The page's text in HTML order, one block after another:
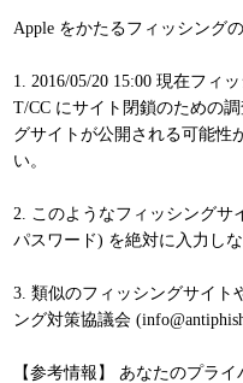
Apple をかたるフィッシング
1. 2016/05/20 15:00 現在フィ
T/CC にサイト閉鎖のための
グサイトが公開される可能性
い。
2. このようなフィッシングサ
パスワード) を絶対に入力し
3. 類似のフィッシングサイト
ング対策協議会
【参考情報】 あなたのプラ